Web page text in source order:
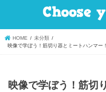
HOME
未分類
映像で学ぼう！筋切り器とミートハンマー
映像で学ぼう！筋切